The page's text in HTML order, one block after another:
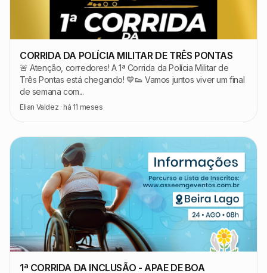
CORRIDA DA POLÍCIA MILITAR DE TRÊS PONTAS
🚨 Atenção, corredores! A 1ª Corrida da Polícia Militar de
Três Pontas está chegando! 💙👟 Vamos juntos viver um final
de semana com...
Elian Valdez · há 11 meses
1ª CORRIDA DA INCLUSÃO - APAE DE BOA